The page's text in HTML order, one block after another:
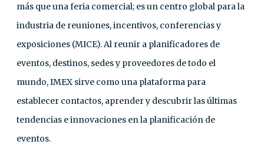
más que una feria comercial; es un centro global para la
industria de reuniones, incentivos, conferencias y
exposiciones (MICE). Al reunir a planificadores de
eventos, destinos, sedes y proveedores de todo el
mundo, IMEX sirve como una plataforma para
establecer contactos, aprender y descubrir las últimas
tendencias e innovaciones en la planificación de
eventos.